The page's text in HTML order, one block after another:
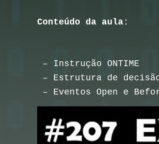
Conteúdo da aula:
– Instrução ONTIME
– Estrutura de
– Eventos Open e